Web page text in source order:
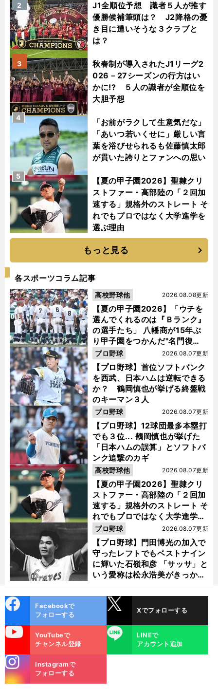
J1全順位予想 識者５人が推す
優勝候補筆頭は？ J2降格の憂
き目に遭いそうな３クラブと
は？
2
秋春制が導入されたJ1リーグ2
026－27シーズンの行方はい
かに!? ５人の識者が全順位を
大胆予想
3
「お前がラクして生意気だな」
「あいつ若いくせに」厳しい言
葉を浴びせられるも佐藤慎太郎
が貫いた誇りとファンへの思い
4
【夏の甲子園2026】聖隷クリ
ストファー・高部陸の「２回加
速する」規格外のストレート そ
れでもプロではなく大学進学を
選ぶ理由
5
もっと見る
各スポーツコラム記事
【夏の甲子園2026】「ウチを
選んでくれるのは『Ｂランク』
の選手たち」 八幡商が15年ぶ
り甲子園をつかんだ"名門復
活"の舞台裏
2026.08.08更新
高校野球他
【プロ野球】首位ソフトバンク
を西武、日本ハムは逆転できる
か？ 鶴岡慎也が挙げる終盤戦
のキーマン３人
2026.08.07更新
プロ野球
【プロ野球】12球団最多本塁打
でも３位... 鶴岡慎也が挙げた
「日本ハムの誤算」とソフトバ
ンク追撃のカギ
2026.08.07更新
プロ野球
【夏の甲子園2026】聖隷クリ
ストファー・高部陸の「２回加
速する」規格外のストレート そ
れでもプロではなく大学進学を
選ぶ理由
2026.08.07更新
高校野球他
【プロ野球】門田博光の加入で
守ったレフトでもベストナイン
に輝いた石嶺和彦 「サッサ」と
いう愛称は松永浩美がきっか
け？
2026.08.07更新
プロ野球
ok
Facebookで
フォローする
Xでフォローする
YouTubeで
チャンネル登録
LINE
LINEで
アカウント追加
m
Instagramで
フォローする